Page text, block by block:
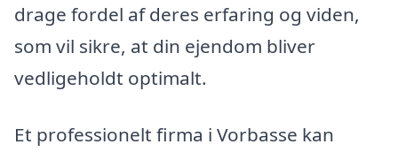
drage fordel af deres erfaring og viden,
som vil sikre, at din ejendom bliver
vedligeholdt optimalt.
Et professionelt firma i Vorbasse kan